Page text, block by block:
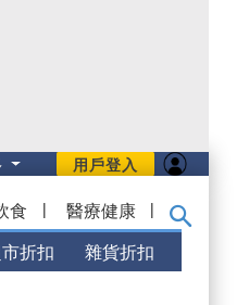
用戶登入
食 | 醫療健康 |
折扣 雜貨折扣